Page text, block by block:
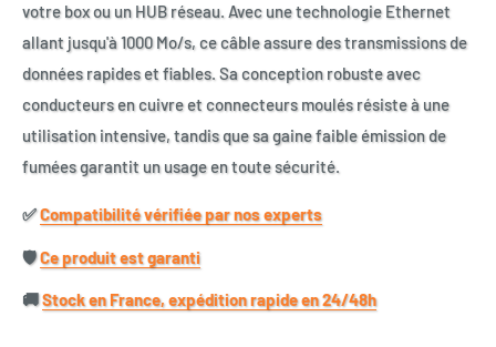
votre box ou un HUB réseau. Avec une technologie Ethernet
allant jusqu'à 1000 Mo/s, ce câble assure des transmissions de
données rapides et fiables. Sa conception robuste avec
conducteurs en cuivre et connecteurs moulés résiste à une
utilisation intensive, tandis que sa gaine faible émission de
fumées garantit un usage en toute sécurité.
✅​Compatibilité vérifiée par nos experts
🛡️​Ce produit est garanti
🚚​Stock en France, expédition rapide en 24/48h